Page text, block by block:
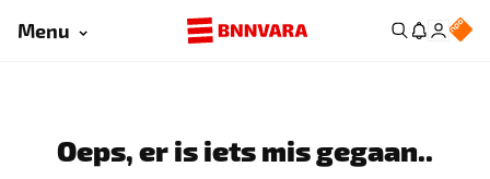
Menu
Oeps, er is iets mis gegaan..